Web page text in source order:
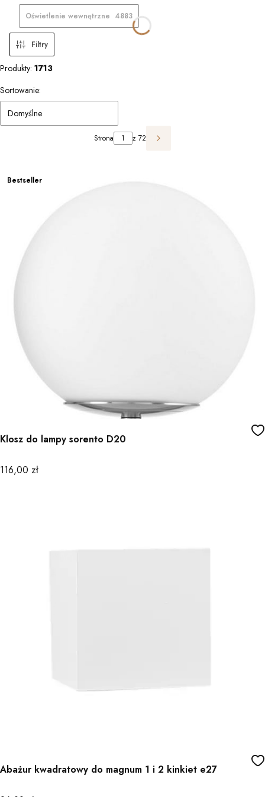
Oświetlenie wewnętrzne 4883
Filtry
Produkty: 1713
Lista produktów
Sortowanie:
Domyślne
Strona z 72 Następne produkty
Bestseller
Klosz do lampy sorento D20
Cena
116,00 zł
Abażur kwadratowy do magnum 1 i 2 kinkiet e27